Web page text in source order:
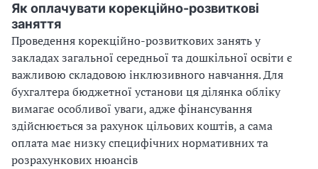
Як оплачувати корекційно-розвиткові
заняття
Проведення корекційно-розвиткових занять у
закладах загальної середньої та дошкільної освіти є
важливою складовою інклюзивного навчання. Для
бухгалтера бюджетної установи ця ділянка обліку
вимагає особливої уваги, адже фінансування
здійснюється за рахунок цільових коштів, а сама
оплата має низку специфічних нормативних та
розрахункових нюансів